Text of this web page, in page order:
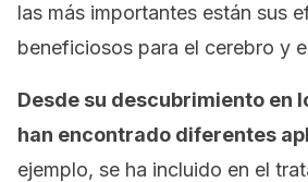
las más importantes están sus
beneficiosos para el cerebro y
Desde su descubrimiento en
han encontrado diferentes
ejemplo, se ha incluido en el